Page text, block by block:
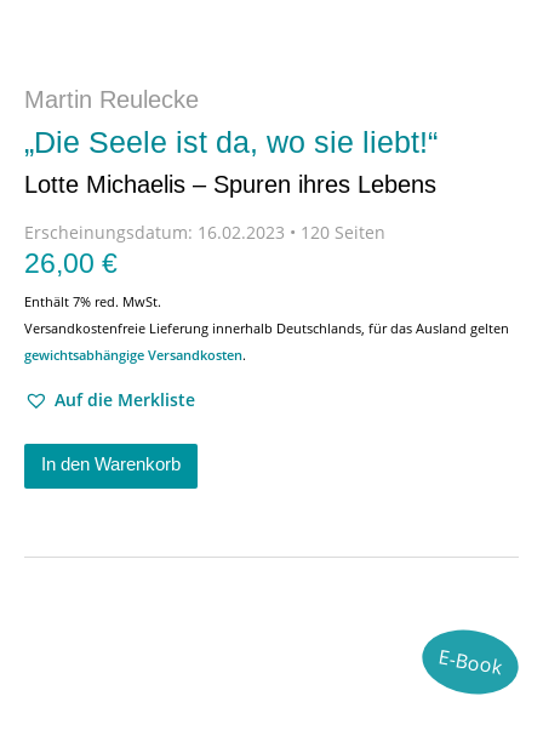
Martin Reulecke
„Die Seele ist da, wo sie liebt!“
Lotte Michaelis – Spuren ihres Lebens
Erscheinungsdatum: 16.02.2023 • 120 Seiten
26,00 €
Enthält 7% red. MwSt.
Versandkostenfreie Lieferung innerhalb Deutschlands, für das Ausland gelten
gewichtsabhängige Versandkosten.
Auf die Merkliste
In den Warenkorb
E-Book